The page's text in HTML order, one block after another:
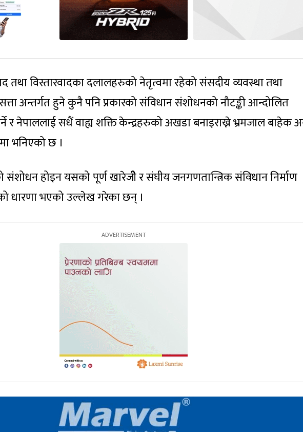
तथा विस्तारवादका दलालहरुको नेतृत्वमा रहेको संसदीय व्यवस्था तथा
अन्तर्गत हुने कुनै पनि प्रकारको संविधान संशोधनको नौटङ्की आन्दोलित
र नेपाललाई सधैं वाह्य शक्ति केन्द्रहरुको अखडा बनाइराख्ने भ्रमजाल बाहेक
भनिएको छ ।
होइन यसको पूर्ण खारेजीे र संघीय जनगणतान्त्रिक संविधान निर्माण
धारणा भएको उल्लेख गरेका छन् ।